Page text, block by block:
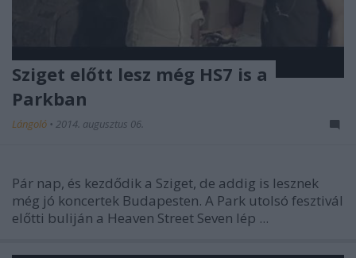
Sziget előtt lesz még HS7 is a
Parkban
Lángoló • 2014. augusztus 06.
Pár nap, és kezdődik a Sziget, de addig is lesznek
még jó koncertek Budapesten. A Park utolsó fesztivál
előtti buliján a Heaven Street Seven lép ...